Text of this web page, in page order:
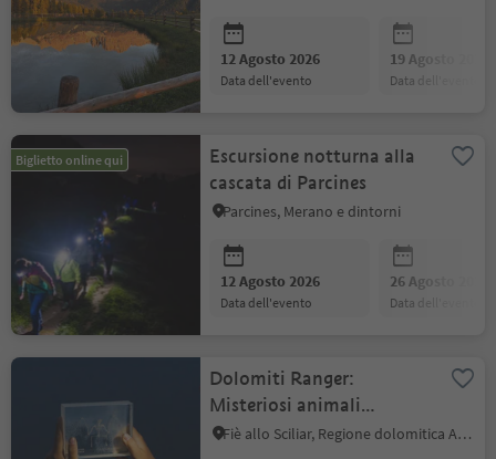
12 Agosto 2026
data dell'evento
19 Agosto 2026
data dell'evento
Biglietto online qui
Escursione notturna alla
cascata di Parcines
Parcines, Merano e dintorni
12 Agosto 2026
data dell'evento
26 Agosto 2026
data dell'evento
Dolomiti Ranger:
Misteriosi animali
notturni
Fiè allo Sciliar, Regione dolomitica Alpe di Siusi